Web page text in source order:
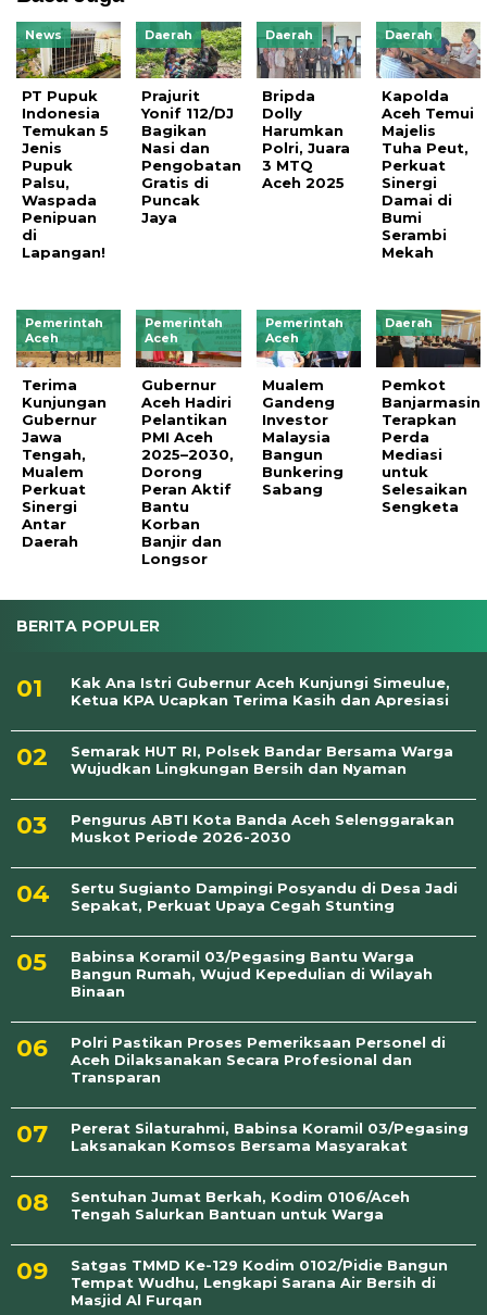
News
PT Pupuk
Indonesia
Temukan 5
Jenis
Pupuk
Palsu,
Waspada
Penipuan
di
Lapangan!
Daerah
Prajurit
Yonif 112/DJ
Bagikan
Nasi dan
Pengobatan
Gratis di
Puncak
Jaya
Daerah
Bripda
Dolly
Harumkan
Polri, Juara
3 MTQ
Aceh 2025
Daerah
Kapolda
Aceh Temui
Majelis
Tuha Peut,
Perkuat
Sinergi
Damai di
Bumi
Serambi
Mekah
Pemerintah
Aceh
Terima
Kunjungan
Gubernur
Jawa
Tengah,
Mualem
Perkuat
Sinergi
Antar
Daerah
Pemerintah
Aceh
Gubernur
Aceh Hadiri
Pelantikan
PMI Aceh
2025–2030,
Dorong
Peran Aktif
Bantu
Korban
Banjir dan
Longsor
Pemerintah
Aceh
Mualem
Gandeng
Investor
Malaysia
Bangun
Bunkering
Sabang
Daerah
Pemkot
Banjarmasin
Terapkan
Perda
Mediasi
untuk
Selesaikan
Sengketa
BERITA POPULER
Kak Ana Istri Gubernur Aceh Kunjungi Simeulue,
Ketua KPA Ucapkan Terima Kasih dan Apresiasi
Semarak HUT RI, Polsek Bandar Bersama Warga
Wujudkan Lingkungan Bersih dan Nyaman
Pengurus ABTI Kota Banda Aceh Selenggarakan
Muskot Periode 2026-2030
Sertu Sugianto Dampingi Posyandu di Desa Jadi
Sepakat, Perkuat Upaya Cegah Stunting
Babinsa Koramil 03/Pegasing Bantu Warga
Bangun Rumah, Wujud Kepedulian di Wilayah
Binaan
Polri Pastikan Proses Pemeriksaan Personel di
Aceh Dilaksanakan Secara Profesional dan
Transparan
Pererat Silaturahmi, Babinsa Koramil 03/Pegasing
Laksanakan Komsos Bersama Masyarakat
Sentuhan Jumat Berkah, Kodim 0106/Aceh
Tengah Salurkan Bantuan untuk Warga
Satgas TMMD Ke-129 Kodim 0102/Pidie Bangun
Tempat Wudhu, Lengkapi Sarana Air Bersih di
Masjid Al Furqan